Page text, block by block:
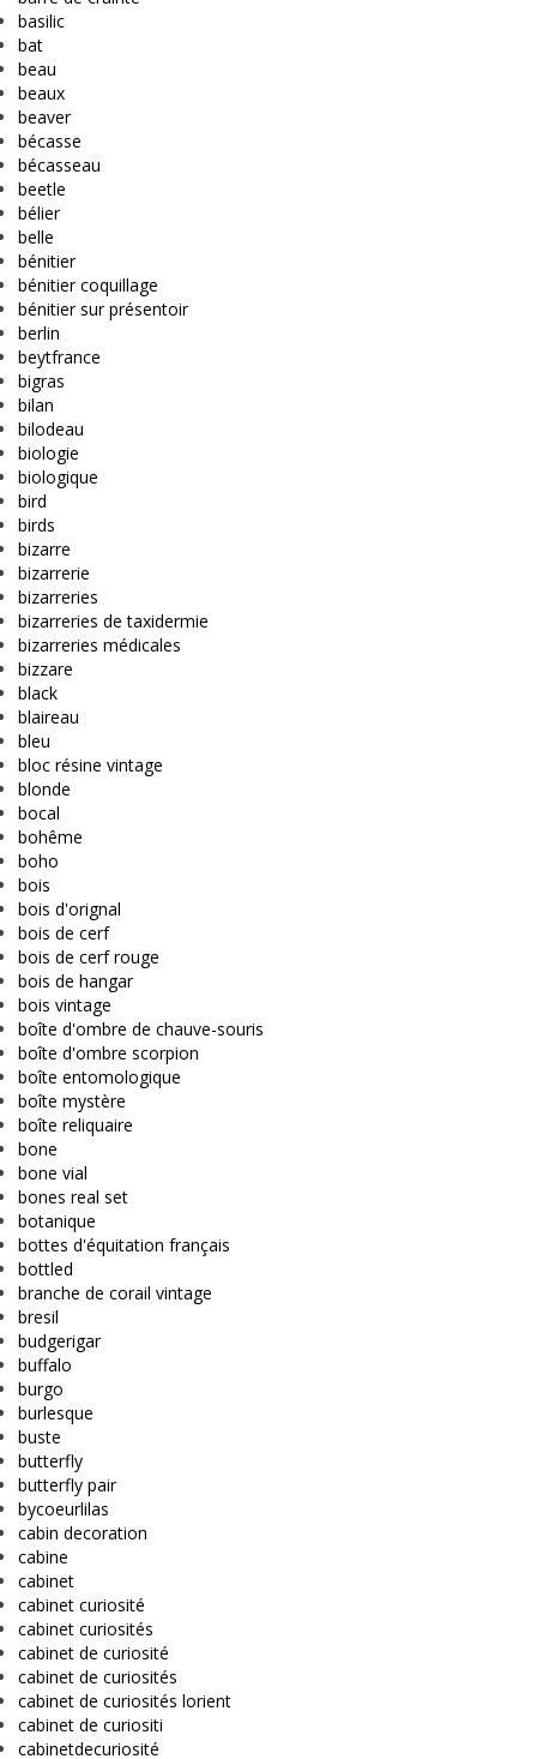
basilic
bat
beau
beaux
beaver
bécasse
bécasseau
beetle
bélier
belle
bénitier
bénitier coquillage
bénitier sur présentoir
berlin
beytfrance
bigras
bilan
bilodeau
biologie
biologique
bird
birds
bizarre
bizarrerie
bizarreries
bizarreries de taxidermie
bizarreries médicales
bizzare
black
blaireau
bleu
bloc résine vintage
blonde
bocal
bohême
boho
bois
bois d'orignal
bois de cerf
bois de cerf rouge
bois de hangar
bois vintage
boîte d'ombre de chauve-souris
boîte d'ombre scorpion
boîte entomologique
boîte mystère
boîte reliquaire
bone
bone vial
bones real set
botanique
bottes d'équitation français
bottled
branche de corail vintage
bresil
budgerigar
buffalo
burgo
burlesque
buste
butterfly
butterfly pair
bycoeurlilas
cabin decoration
cabine
cabinet
cabinet curiosité
cabinet curiosités
cabinet de curiosité
cabinet de curiosités
cabinet de curiosités lorient
cabinet de curiositi
cabinetdecuriosité